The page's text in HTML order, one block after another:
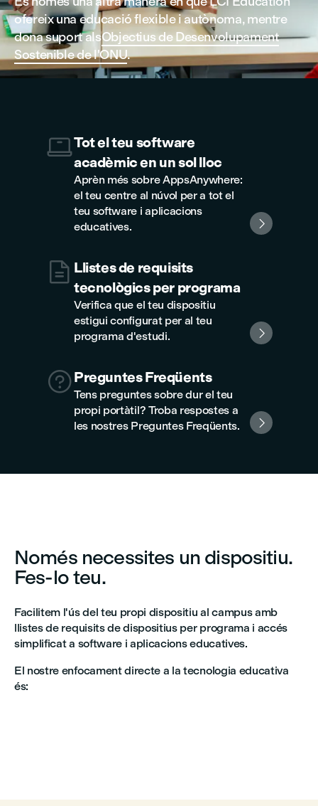
ofereix una educació flexible i autònoma, mentre
dona suport alsObjectius de Desenvolupament
Sostenible de l'ONU.
Tot el teu software
acadèmic en un sol lloc
Aprèn més sobre AppsAnywhere:
el teu centre al núvol per a tot el
teu software i aplicacions
educatives.

 Llistes de requisits
tecnològics per programa
Verifica que el teu dispositiu
estigui configurat per al teu
programa d'estudi.

Preguntes Freqüents
Tens preguntes sobre dur el teu
propi portàtil? Troba respostes a
les nostres Preguntes Freqüents.

Només necessites un dispositiu.
Fes-lo teu.
Facilitem l'ús del teu propi dispositiu al campus amb
llistes de requisits de dispositius per programa i accés
simplificat a software i aplicacions educatives.
El nostre enfocament directe a la tecnologia educativa
és: